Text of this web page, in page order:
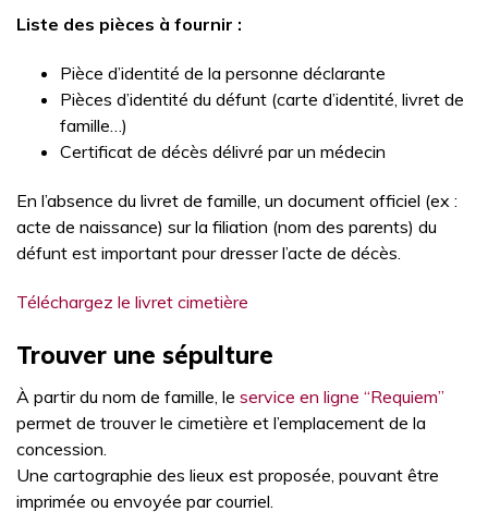
Liste des pièces à fournir :
Pièce d’identité de la personne déclarante
Pièces d’identité du défunt (carte d’identité, livret de
famille…)
Certificat de décès délivré par un médecin
En l’absence du livret de famille, un document officiel (ex :
acte de naissance) sur la filiation (nom des parents) du
défunt est important pour dresser l’acte de décès.
Téléchargez le livret cimetière
Trouver une sépulture
À partir du nom de famille, le service en ligne “Requiem”
permet de trouver le cimetière et l’emplacement de la
concession.
Une cartographie des lieux est proposée, pouvant être
imprimée ou envoyée par courriel.